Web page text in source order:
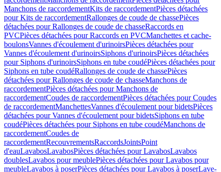
Manchons de raccordementKits de raccordementPièces détachées
pour Kits de raccordementRallonges de coude de chassePièces
détachées pour Rallonges de coude de chasseRaccords en
PVCPièces détachées pour Raccords en PVCManchettes et cache-
boulonsVannes d'écoulement d'urinoirsPièces détachées pour
Vannes d'écoulement d'urinoirsSiphons d'urinoirsPièces détachées
pour Siphons d'urinoirsSiphons en tube coudéPièces détachées pour
Siphons en tube coudéRallonges de coude de chassePièces
détachées pour Rallonges de coude de chasseManchons de
raccordementPièces détachées pour Manchons de
raccordementCoudes de raccordementPièces détachées pour Coudes
de raccordementManchettesVannes d'écoulement pour bidetsPièces
détachées pour Vannes d'écoulement pour bidetsSiphons en tube
coudéPièces détachées pour Siphons en tube coudéManchons de
raccordementCoudes de
raccordementRecouvrementsRaccordsJointsPoint
d'eauLavabosLavabosPièces détachées pour LavabosLavabos
doublesLavabos pour meublePièces détachées pour Lavabos pour
meubleLavabos à poserPièces détachées pour Lavabos à poserLave-